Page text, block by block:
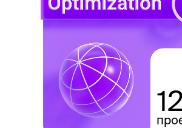
оптимизацией. А 90% людей
дальше первой страницы не
Мы соберем семантическое ядро
и оптимизируем ваш сайт так,
чтобы люди приходили без